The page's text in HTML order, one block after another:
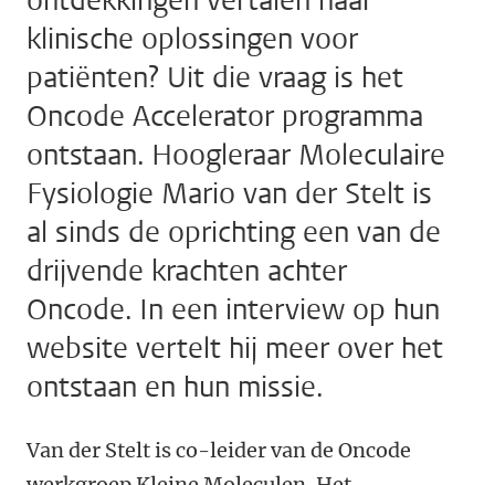
klinische oplossingen voor
patiënten? Uit die vraag is het
Oncode Accelerator programma
ontstaan. Hoogleraar Moleculaire
Fysiologie Mario van der Stelt is
al sinds de oprichting een van de
drijvende krachten achter
Oncode. In een interview op hun
website vertelt hij meer over het
ontstaan en hun missie.
Van der Stelt is co-leider van de Oncode